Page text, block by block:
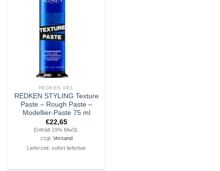
REDKEN GEL
REDKEN STYLING Texture
Paste – Rough Paste –
Modellier-Paste 75 ml
€22,65
Enthält 19% MwSt.
zzgl. Versand
Lieferzeit: sofort lieferbar